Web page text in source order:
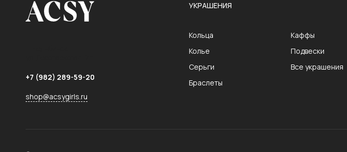
+7 (982) 289-59-20
shop@acsygirls.ru
УКРАШЕНИЯ
Кольца
Колье
Серьги
Браслеты
Каффы
Подвески
Все украшения